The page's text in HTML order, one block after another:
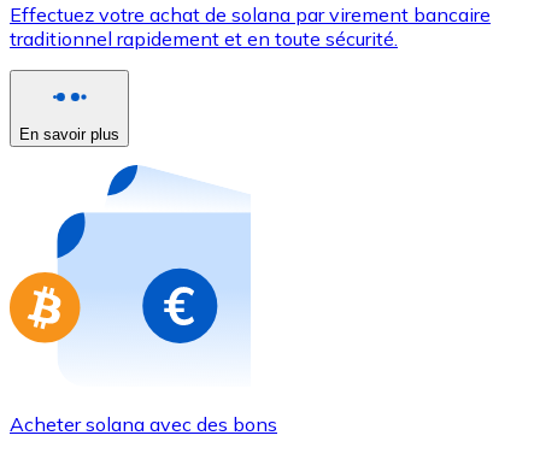
Utilisez les cartes Visa et Mastercard pour acheter
Acheter avec carte
Nouveau
Achetez des cartes-cadeaux de vos marques
Aller à la boutique de cartes-cadeaux
Effectuez votre achat de solana par virement bancaire
traditionnel rapidement et en toute sécurité.
En savoir plus
Acheter solana avec des bons